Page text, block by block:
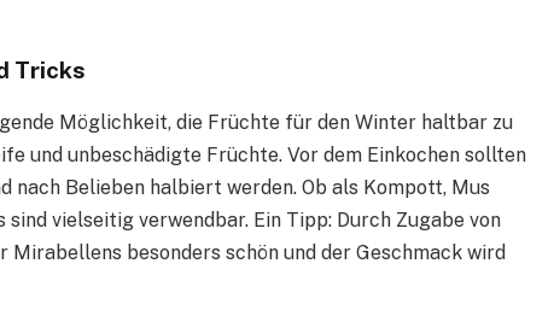
Tricks
Möglichkeit, die Früchte für den Winter haltbar zu
und unbeschädigte Früchte. Vor dem Einkochen sollten
nach Belieben halbiert werden. Ob als Kompott, Mus
vielseitig verwendbar. Ein Tipp: Durch Zugabe von
besonders schön und der Geschmack wird